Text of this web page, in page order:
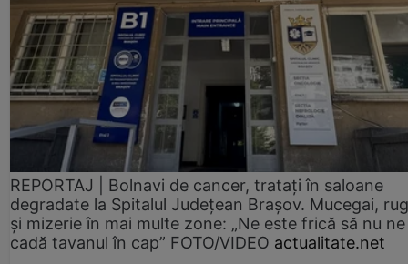
REPORTAJ | Bolnavi de cancer, tratați în saloane
degradate la Spitalul Județean Brașov. Mucegai,
și mizerie în mai multe zone: „Ne este frică să nu ne
cadă tavanul în cap” FOTO/VIDEO actualitate.net